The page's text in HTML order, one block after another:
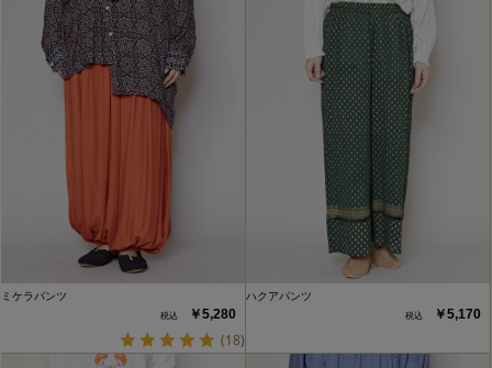
ミケラパンツ
￥5,280
(18)
ハクアパンツ
￥5,170